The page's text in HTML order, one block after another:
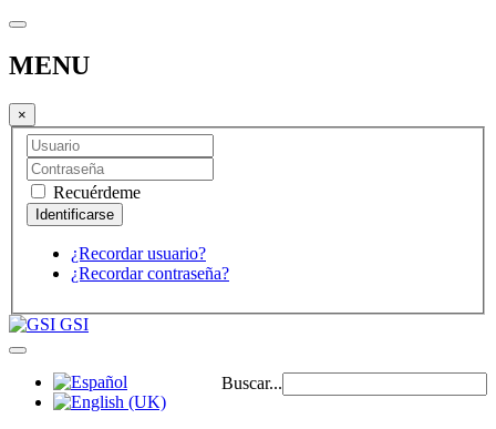
MENU
×
Recuérdeme
¿Recordar usuario?
¿Recordar contraseña?
GSI
Buscar...